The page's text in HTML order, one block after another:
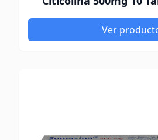
Ver